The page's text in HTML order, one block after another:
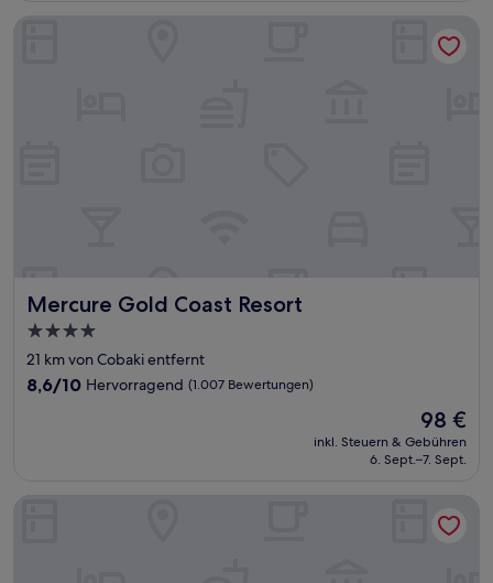
Mercure Gold Coast Resort
Mercure Gold Coast Resort
4.0-
Sterne-
Unterkunft
21 km von Cobaki entfernt
8.6
8,6/10 Hervorragend (1.007 Bewertungen)
Der
Preis
beträgt
98 €
inkl. Steuern & Gebühren
6. Sept.–7. Sept.
Mercure Gold Coast Resort